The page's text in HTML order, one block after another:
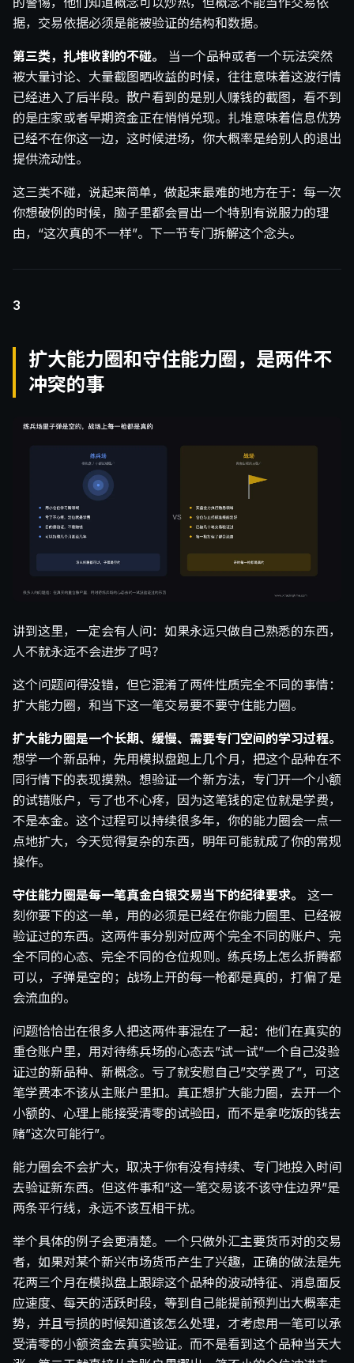
据，交易依据必须是能被验证的结构和数据。
第三类，扎堆收割的不碰。
当一个品种或者一个玩法突然
被大量讨论、大量截图晒收益的时候，往往意味着这波行情
已经进入了后半段。散户看到的是别人赚钱的截图，看不到
的是庄家或者早期资金正在悄悄兑现。扎堆意味着信息优势
已经不在你这一边，这时候进场，你大概率是给别人的退出
提供流动性。
这三类不碰，说起来简单，做起来最难的地方在于：每一次
你想破例的时候，脑子里都会冒出一个特别有说服力的理
由，“这次真的不一样”。下一节专门拆解这个念头。
3
扩大能力圈和守住能力圈，是两件不
冲突的事
讲到这里，一定会有人问：如果永远只做自己熟悉的东西，
人不就永远不会进步了吗？
这个问题问得没错，但它混淆了两件性质完全不同的事情：
扩大能力圈，和当下这一笔交易要不要守住能力圈。
扩大能力圈是一个长期、缓慢、需要专门空间的学习过程。
想学一个新品种，先用模拟盘跑上几个月，把这个品种在不
同行情下的表现摸熟。想验证一个新方法，专门开一个小额
的试错账户，亏了也不心疼，因为这笔钱的定位就是学费，
不是本金。这个过程可以持续很多年，你的能力圈会一点一
点地扩大，今天觉得复杂的东西，明年可能就成了你的常规
操作。
守住能力圈是每一笔真金白银交易当下的纪律要求。
这一
刻你要下的这一单，用的必须是已经在你能力圈里、已经被
验证过的东西。这两件事分别对应两个完全不同的账户、完
全不同的心态、完全不同的仓位规则。练兵场上怎么折腾都
可以，子弹是空的；战场上开的每一枪都是真的，打偏了是
会流血的。
问题恰恰出在很多人把这两件事混在了一起：他们在真实的
重仓账户里，用对待练兵场的心态去”试一试”一个自己没验
证过的新品种、新概念。亏了就安慰自己”交学费了”，可这
笔学费本不该从主账户里扣。真正想扩大能力圈，去开一个
小额的、心理上能接受清零的试验田，而不是拿吃饭的钱去
赌”这次可能行”。
能力圈会不会扩大，取决于你有没有持续、专门地投入时间
去验证新东西。但这件事和”这一笔交易该不该守住边界”是
两条平行线，永远不该互相干扰。
举个具体的例子会更清楚。一个只做外汇主要货币对的交易
者，如果对某个新兴市场货币产生了兴趣，正确的做法是先
花两三个月在模拟盘上跟踪这个品种的波动特征、消息面反
应速度、每天的活跃时段，等到自己能提前预判出大概率走
势，并且亏损的时候知道该怎么处理，才考虑用一笔可以承
受清零的小额资金去真实验证。而不是看到这个品种当天大